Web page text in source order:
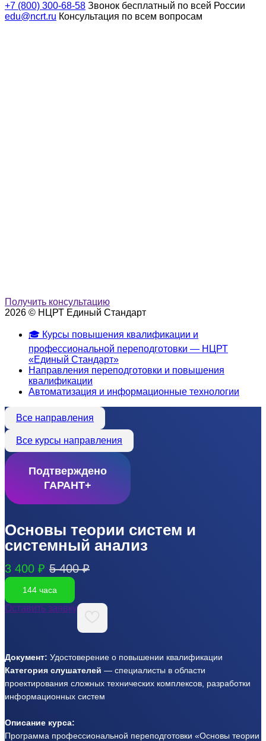
+7 (800) 300-68-58 Звонок бесплатный по всей России
edu@ncrt.ru Консультация по всем вопросам
Получить консультацию
2026 © НЦРТ Единый Стандарт
🎓 Курсы повышения квалификации и
профессиональной переподготовки — НЦРТ
«Единый Стандарт»
Направления переподготовки и повышения
квалификации
Автоматизация и информационные технологии
Все направления
Все курсы направления
Основы теории систем и
системный анализ
3 400 ₽ 5 400 ₽
144 часа
Оставить заявку
Подтверждено
ГАРАНТ+
Документ: Удостоверение о повышении квалификации
Категория слушателей — специалисты в области
проектирования сложных технических комплексов, разработки
информационных систем
Описание курса:
Программа профессиональной переподготовки «Основы теории